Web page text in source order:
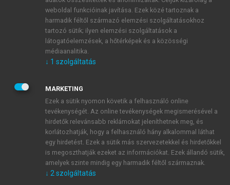
E-MAIL-CÍM
JELSZÓ
JELSZÓ ÚJRA
Kérek értesítést a MeRSZ újdonságairól, akcióiról.
Kérek értesítést az Akadémiai Kiadó Zrt. újdonságairól,
weboldal funkcióinak javítása. Ezek közé tartoznak a
harmadik féltől származó elemzési szolgáltatásokhoz
tartozó sütik; ilyen elemzési szolgáltatások a
látogatóelemzések, a hőtérképek és a közösségi
médiaanalitika.
↓ 1 szolgáltatás
MARKETING
Ezek a sütik nyomon követik a felhasználó online
tevékenységét. Az online tevékenységek megismerésével a
hirdetők relevánsabb reklámokat jeleníthetnek meg, és
korlátozhatják, hogy a felhasználó hány alkalommal láthat
egy hirdetést. Ezek a sütik más szervezetekkel és hirdetőkkel
is megoszthatják ezeket az információkat. Ezek állandó sütik,
amelyek szinte mindig egy harmadik féltől származnak.
↓ 2 szolgáltatás